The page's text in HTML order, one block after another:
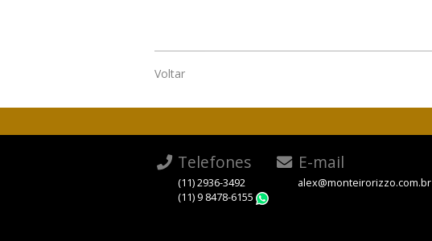
Voltar
Telefones
(11) 2936-3492
(11) 9 8478-6155
E-mail
alex@monteirorizzo.com.br